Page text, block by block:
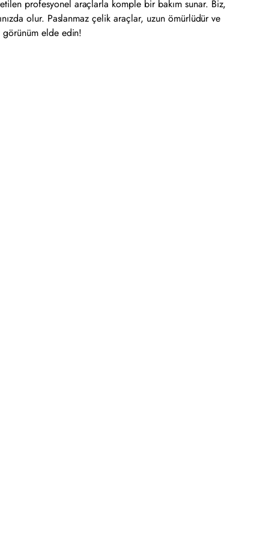
profesyonel araçlarla komple bir bakım sunar. Biz,
olur. Paslanmaz çelik araçlar, uzun ömürlüdür ve
görünüm elde edin!